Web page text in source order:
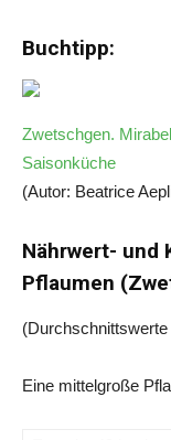
Buchtipp:
Zwetschgen.
Saisonküche
(Autor: Beatrice
Nährwert- und
Pflaumen
(Durchschnittswerte
Eine mittelgroße